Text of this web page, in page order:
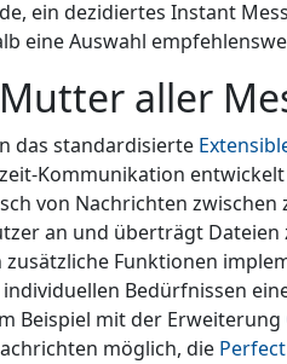
ein dezidiertes Instant
eine Auswahl
Mutter aller
das standardisierte
Kommunikation
von Nachrichten
an und überträgt
zusätzliche Funktionen
Bedürfnissen
Beispiel mit der Erweiterung
möglich, die